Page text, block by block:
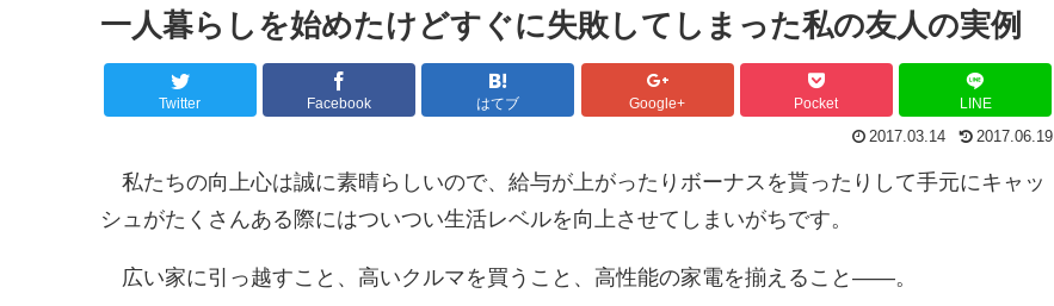
一人暮らしを始めたけどすぐに失敗してしまった私の友人の実例
Twitter Facebook はてブ Google+ Pocket LINE
2017.03.14 2017.06.19
私たちの向上心は誠に素晴らしいので、給与が上がったりボーナスを貰ったりして手元にキャッ
シュがたくさんある際にはついつい生活レベルを向上させてしまいがちです。
広い家に引っ越すこと、高いクルマを買うこと、高性能の家電を揃えること――。